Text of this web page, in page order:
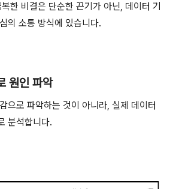
한 비결은 단순한 끈기가 아닌, 데이터 기
의 소통 방식에 있습니다.
원인 파악
으로 파악하는 것이 아니라, 실제 데이터
분석합니다.